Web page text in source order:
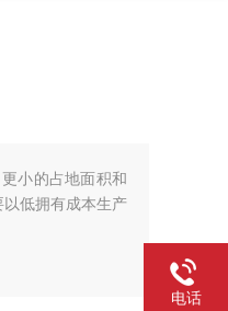
小的占地面积和
低拥有成本生产
电话